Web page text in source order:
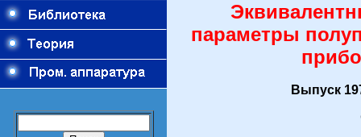
параметры
Выпуск